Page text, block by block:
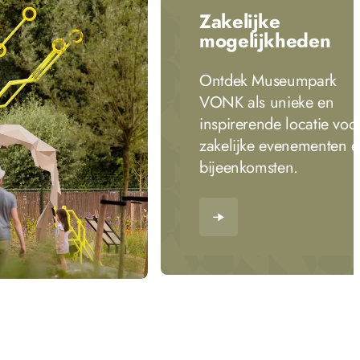
Zakelijke
mogelijkheden
Ontdek Museumpark
VONK als unieke en
inspirerende locatie
zakelijke evenementen
bijeenkomsten.